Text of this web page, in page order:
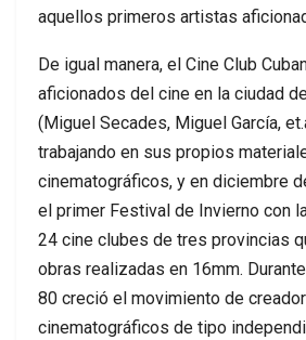
aquellos primeros artistas
De igual manera, el Cine Club
aficionados del cine en la ciudad
(Miguel Secades, Miguel García,
trabajando en sus propios
cinematográficos, y en diciembre
el primer Festival de Invierno con
24 cine clubes de tres provincias
obras realizadas en 16mm.
80 creció el movimiento de
cinematográficos de tipo